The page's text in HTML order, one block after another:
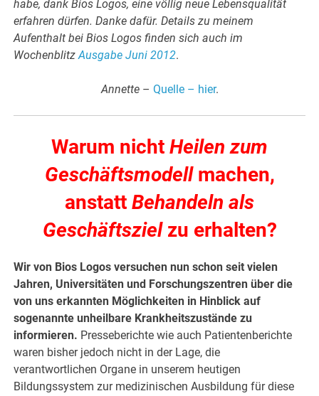
habe, dank Bios Logos, eine völlig neue Lebensqualität
erfahren dürfen. Danke dafür.Details zu meinem
Aufenthalt bei Bios Logos finden sich auch im
WochenblitzAusgabe Juni 2012.
Annette– Quelle – hier.
Warum nicht Heilen zum
Geschäftsmodellmachen,
anstatt Behandeln als
Geschäftszielzu erhalten?
Wir von Bios Logos versuchen nun schon seit vielen
Jahren, Universitäten und Forschungszentren über die
von uns erkannten Möglichkeiten in Hinblick auf
sogenannte unheilbare Krankheitszustände zu
informieren. Presseberichte wie auch Patientenberichte
waren bisher jedoch nicht in der Lage, die
verantwortlichen Organe in unserem heutigen
Bildungssystem zur medizinischen Ausbildung für diese